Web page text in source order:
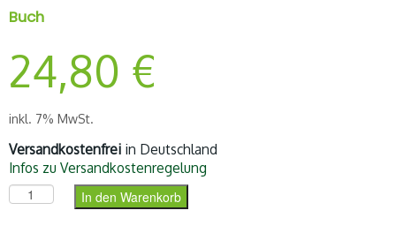
Buch
24,80 €
inkl. 7% MwSt.
Versandkostenfrei in Deutschland
Infos zu Versandkostenregelung
Ich wollt` mir mal selber ein Bild machen Menge
In den Warenkorb